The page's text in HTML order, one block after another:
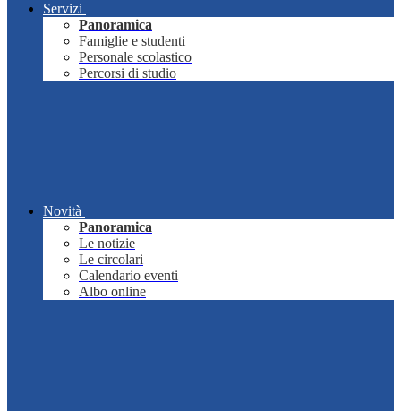
Servizi
Panoramica
Famiglie e studenti
Personale scolastico
Percorsi di studio
Novità
Panoramica
Le notizie
Le circolari
Calendario eventi
Albo online